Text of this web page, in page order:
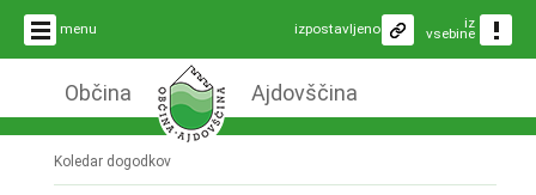
menu iz
vsebine
izpostavljeno
Občina Ajdovščina
Koledar dogodkov